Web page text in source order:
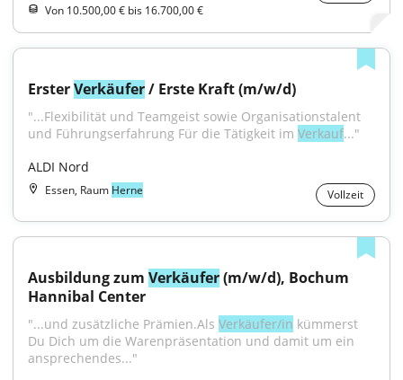
Von 10.500,00 € bis 16.700,00 €
Erster Verkäufer / Erste Kraft (m/w/d)
"...Flexibilität und Teamgeist sowie Organisationstalent
und Führungserfahrung Für die Tätigkeit im Verkauf..."
ALDI Nord
Essen, Raum Herne Vollzeit
Ausbildung zum Verkäufer (m/w/d), Bochum
Hannibal Center
"...und zusätzliche Prämien.Als Verkäufer/in kümmerst
Du Dich um die Warenpräsentation und damit um ein
ansprechendes..."